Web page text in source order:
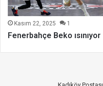
Kasım 22, 2025 1
Fenerbahçe Beko ısınıyor